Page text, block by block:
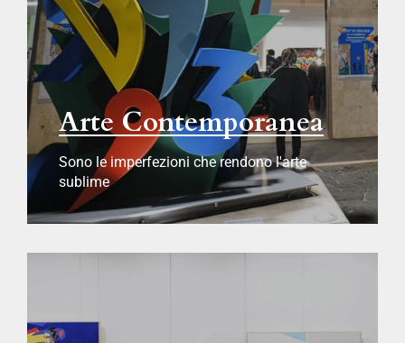
Arte Contemporanea
Sono le imperfezioni che rendono l'arte
sublime